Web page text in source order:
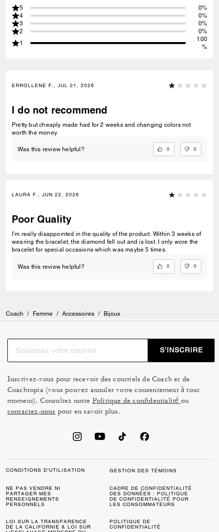
5
0%
4
0%
3
0%
2
0%
1
100
%
ERROLLENE F., JUL 21, 2026
I do not recommend
Pretty but cheaply made had for 2 weeks and changing colors not
worth the money
Was this review helpful? 0 0
LAURA F., JUN 22, 2026
Poor Quality
I’m really disappointed in the quality of the product. Within 3 weeks of
wearing the bracelet, the diamond fell out and is lost. I only wore the
bracelet for special occasions which was maybe 5 times.
Was this review helpful? 0 0
Coach / Femme / Accessoires / Bijoux
S’INSCRIRE
Inscrivez-vous pour recevoir des courriels de Coach et de
Coachtopia (vous pouvez annuler votre consentement à tout
moment). Consultez notre Politique de confidentialité ou
contactez-nous pour en savoir plus.
CONDITIONS D’UTILISATION GESTION DES TÉMOINS
NE PAS VENDRE NI
PARTAGER MES
RENSEIGNEMENTS
PERSONNELS
CADRE DE CONFIDENTIALITÉ
DES DONNÉES : POLITIQUE
DE CONFIDENTIALITÉ POUR
LES CONSOMMATEURS
LOI SUR LA TRANSPARENCE
DE LA CALIFORNIE & LOI SUR
POLITIQUE DE
CONFIDENTIALITÉ